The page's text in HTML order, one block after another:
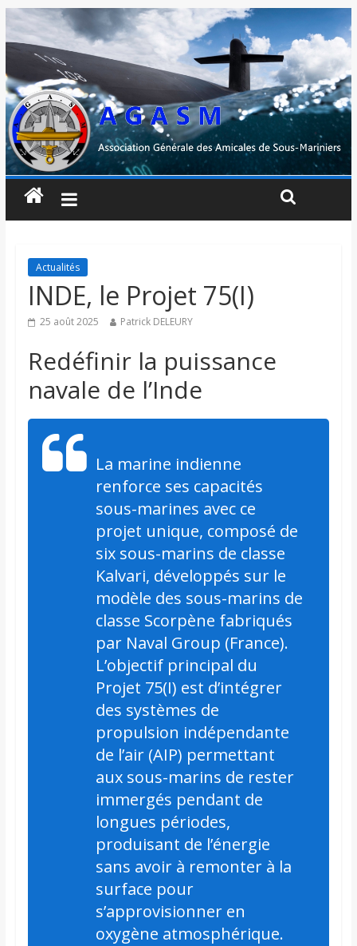
Actualités
INDE, le Projet 75(I)
25 août 2025 Patrick DELEURY
Redéfinir la puissance
navale de l’Inde
La marine indienne
renforce ses capacités
sous-marines avec ce
projet unique, composé de
six sous-marins de classe
Kalvari, développés sur le
modèle des sous-marins de
classe Scorpène fabriqués
par Naval Group (France).
L’objectif principal du
Projet 75(I) est d’intégrer
des systèmes de
propulsion indépendante
de l’air (AIP) permettant
aux sous-marins de rester
immergés pendant de
longues périodes,
produisant de l’énergie
sans avoir à remonter à la
surface pour
s’approvisionner en
oxygène atmosphérique.